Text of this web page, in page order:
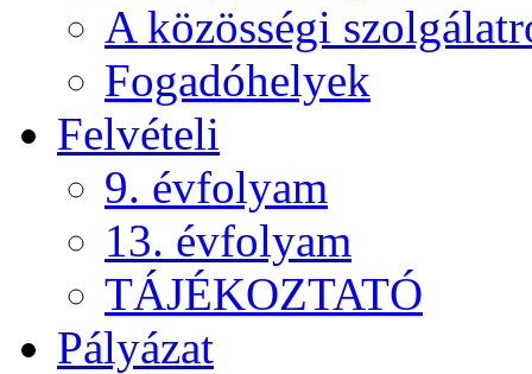
A közösségi
Fogadóhelyek
Felvételi
9. évfolyam
13. évfolyam
TÁJÉKOZTATÓ
Pályázat